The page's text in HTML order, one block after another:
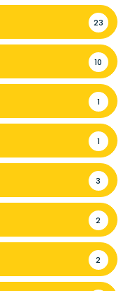
23
10
1
1
3
2
2